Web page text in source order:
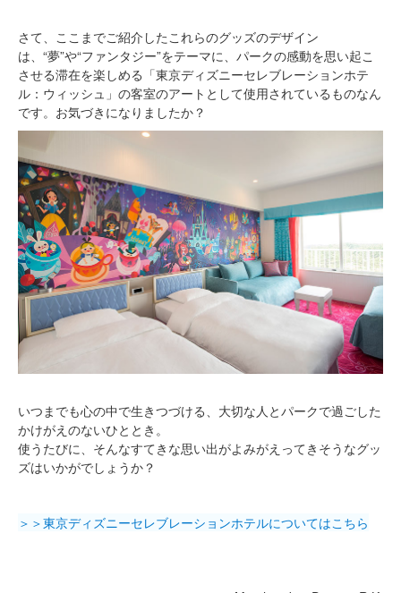
さて、ここまでご紹介したこれらのグッズのデザイン
は、“夢”や“ファンタジー”をテーマに、パークの感動を思い起こ
させる滞在を楽しめる「東京ディズニーセレブレーションホテ
ル：ウィッシュ」の客室のアートとして使用されているものなん
です。お気づきになりましたか？
いつまでも心の中で生きつづける、大切な人とパークで過ごした
かけがえのないひととき。
使うたびに、そんなすてきな思い出がよみがえってきそうなグッ
ズはいかがでしょうか？
＞＞東京ディズニーセレブレーションホテルについてはこちら